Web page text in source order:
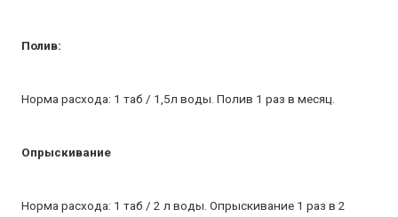
Полив:
Норма расхода: 1 таб / 1,5л воды. Полив 1 раз в месяц.
Опрыскивание
Норма расхода: 1 таб / 2 л воды. Опрыскивание 1 раз в 2